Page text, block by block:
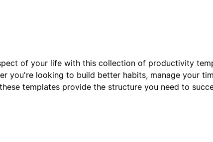
of your life with this collection of productivity
you're looking to build better habits, manage your
templates provide the structure you need to